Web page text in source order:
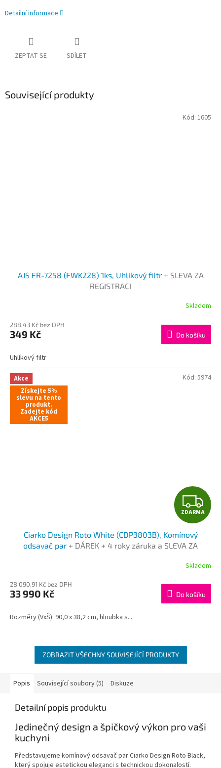
Detailní informace
ZEPTAT SE SDÍLET
Související produkty
AJS FR-7258 (FWK228) 1ks, Uhlíkový filtr + SLEVA ZA
REGISTRACI
Skladem
288,43 Kč bez DPH
349 Kč Do košíku
Uhlíkový filtr
Kód: 1605
Akce
Získejte 5%
slevu na tento
produkt.
Zadejte kód
AKCE5
Z
D
R
M
A
ZDARMA
Ciarko Design Roto White (CDP3803B), Komínový
odsavač par + DÁREK + 4 roky záruka a SLEVA ZA
Skladem
28 090,91 Kč bez DPH
33 990 Kč Do košíku
Rozměry (VxŠ): 90,0 x 38,2 cm, hloubka s...
Kód: 5974
ZOBRAZIT VŠECHNY SOUVISEJÍCÍ PRODUKTY
Popis Související soubory (5) Diskuze
Detailní popis produktu
Jedinečný design a špičkový výkon pro vaši
kuchyni
Představujeme komínový odsavač par Ciarko Design Roto Black,
který spojuje estetickou eleganci s technickou dokonalostí.